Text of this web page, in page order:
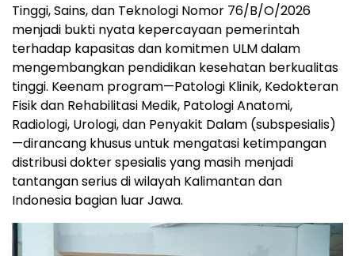
Tinggi, Sains, dan Teknologi Nomor 76/B/O/2026
menjadi bukti nyata kepercayaan pemerintah
terhadap kapasitas dan komitmen ULM dalam
mengembangkan pendidikan kesehatan berkualitas
tinggi. Keenam program—Patologi Klinik, Kedokteran
Fisik dan Rehabilitasi Medik, Patologi Anatomi,
Radiologi, Urologi, dan Penyakit Dalam (subspesialis)
—dirancang khusus untuk mengatasi ketimpangan
distribusi dokter spesialis yang masih menjadi
tantangan serius di wilayah Kalimantan dan
Indonesia bagian luar Jawa.